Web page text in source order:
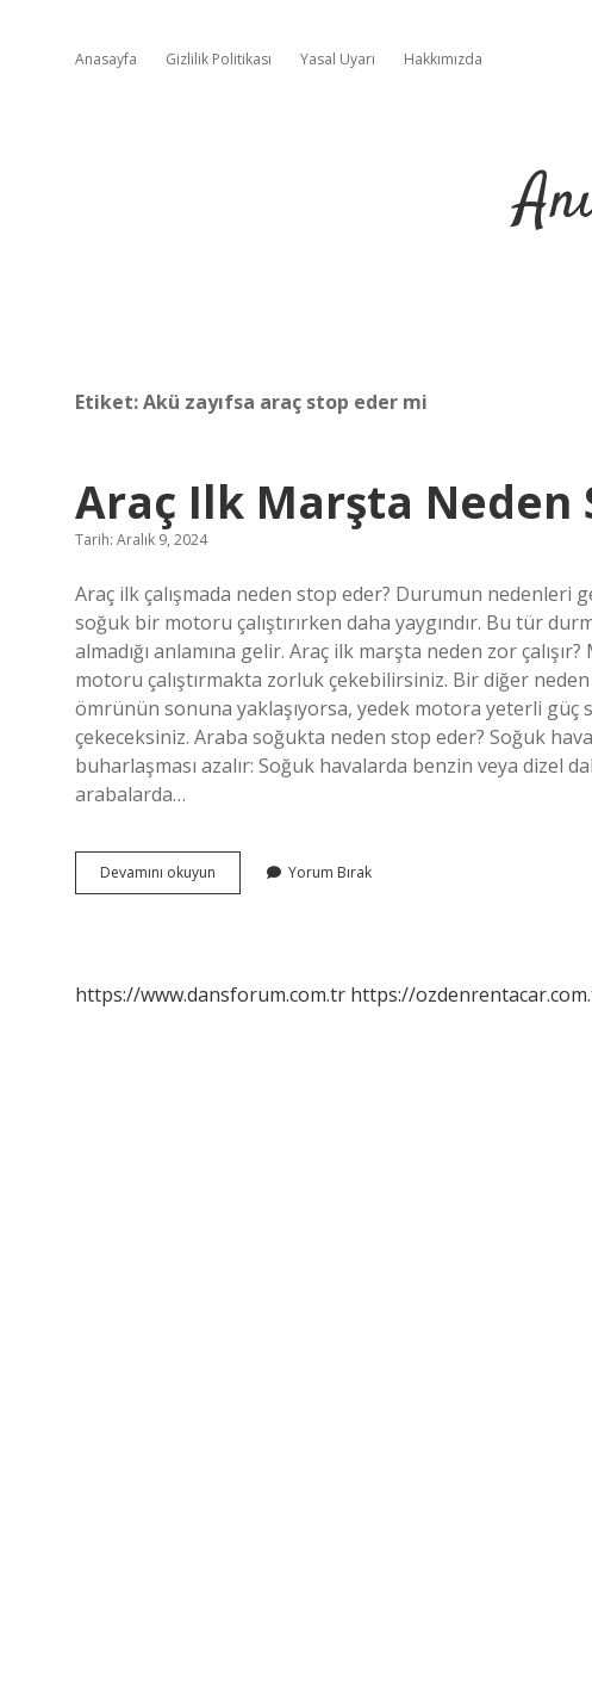
Anasayfa Gizlilik Politikası Yasal Uyarı Hakkımızda
Etiket:Akü zayıfsa araç stop eder mi
Araç Ilk Marşta Neden
Tarih: Aralık 9, 2024
Araç ilk çalışmada neden stop eder? Durumun nedenleri
soğuk bir motoru çalıştırırken daha yaygındır. Bu tür
almadığı anlamına gelir. Araç ilk marşta neden zor
motoru çalıştırmakta zorluk çekebilirsiniz. Bir diğer
ömrünün sonuna yaklaşıyorsa, yedek motora yeterli güç
çekeceksiniz. Araba soğukta neden stop eder? Soğuk
buharlaşması azalır: Soğuk havalarda benzin veya dizel
arabalarda…
Devamını okuyun
Ilk
Yorum Bırak
https://www.dansforum.com.tr https://